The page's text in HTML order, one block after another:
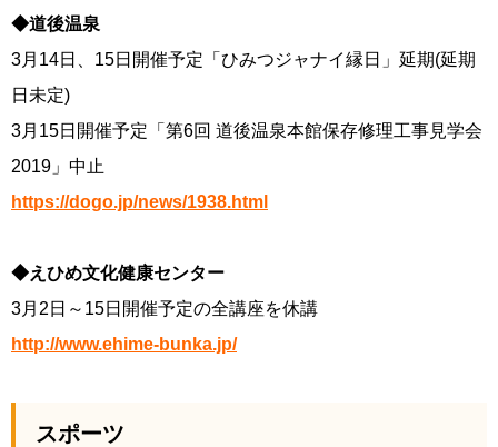
◆道後温泉
3月14日、15日開催予定「ひみつジャナイ縁日」延期(延期
日未定)
3月15日開催予定「第6回 道後温泉本館保存修理工事見学会
2019」中止
https://dogo.jp/news/1938.html
◆えひめ文化健康センター
3月2日～15日開催予定の全講座を休講
http://www.ehime-bunka.jp/
スポーツ